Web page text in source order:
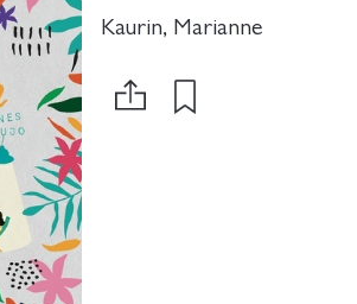
Kaurin, Marianne